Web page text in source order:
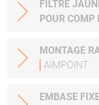
FILTRE
POUR COMP
AIMPOINT